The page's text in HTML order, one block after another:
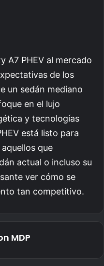
A7 PHEV al mercado
de los
un sedán mediano
en el lujo
y tecnologías
está listo para
que
actual o incluso su
ver cómo se
tan competitivo.
MDP